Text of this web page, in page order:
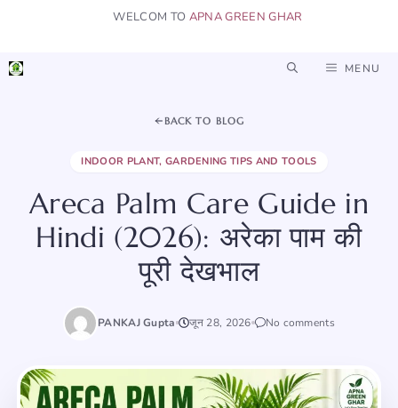
WELCOM TO APNA GREEN GHAR
MENU
BACK TO BLOG
INDOOR PLANT, GARDENING TIPS AND TOOLS
Areca Palm Care Guide in
Hindi (2026): अरेका पाम की
पूरी देखभाल
PANKAJ Gupta जून 28, 2026 No comments